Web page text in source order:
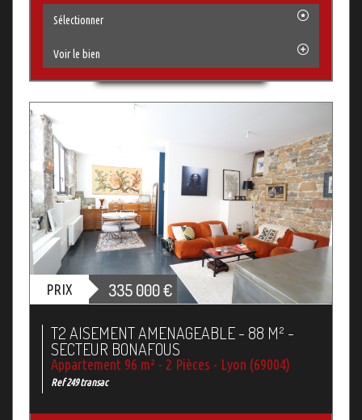
Sélectionner
Voir le bien
PRIX 335 000€
T2 AISEMENT AMENAGEABLE - 88 M² -
SECTEUR BONAFOUS
Appartement 96 m² - 2 Pièces - Lyon (69004)
Ref 249 transac